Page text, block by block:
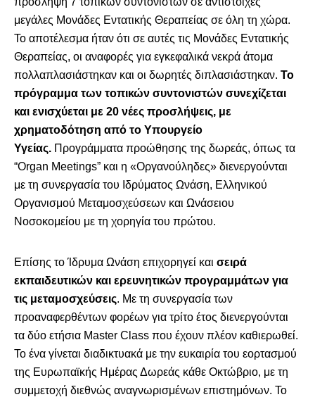
μεγάλες Μονάδες Εντατικής Θεραπείας σε όλη τη χώρα.
Το αποτέλεσμα ήταν ότι σε αυτές τις Μονάδες Εντατικής
Θεραπείας, οι αναφορές για εγκεφαλικά νεκρά άτομα
πολλαπλασιάστηκαν και οι δωρητές διπλασιάστηκαν. Το
πρόγραμμα των τοπικών συντονιστών συνεχίζεται
και ενισχύεται με 20 νέες προσλήψεις, με
χρηματοδότηση από το Υπουργείο
Υγείας. Προγράμματα προώθησης της δωρεάς, όπως τα
“Organ Meetings” και η «Οργανούληδες» διενεργούνται
με τη συνεργασία του Ιδρύματος Ωνάση, Ελληνικού
Οργανισμού Μεταμοσχεύσεων και Ωνάσειου
Νοσοκομείου με τη χορηγία του πρώτου.
Επίσης το Ίδρυμα Ωνάση επιχορηγεί και σειρά
εκπαιδευτικών και ερευνητικών προγραμμάτων για
τις μεταμοσχεύσεις. Με τη συνεργασία των
προαναφερθέντων φορέων για τρίτο έτος διενεργούνται
τα δύο ετήσια Master Class που έχουν πλέον καθιερωθεί.
Το ένα γίνεται διαδικτυακά με την ευκαιρία του εορτασμού
της Ευρωπαϊκής Ημέρας Δωρεάς κάθε Οκτώβριο, με τη
συμμετοχή διεθνώς αναγνωρισμένων επιστημόνων. Το